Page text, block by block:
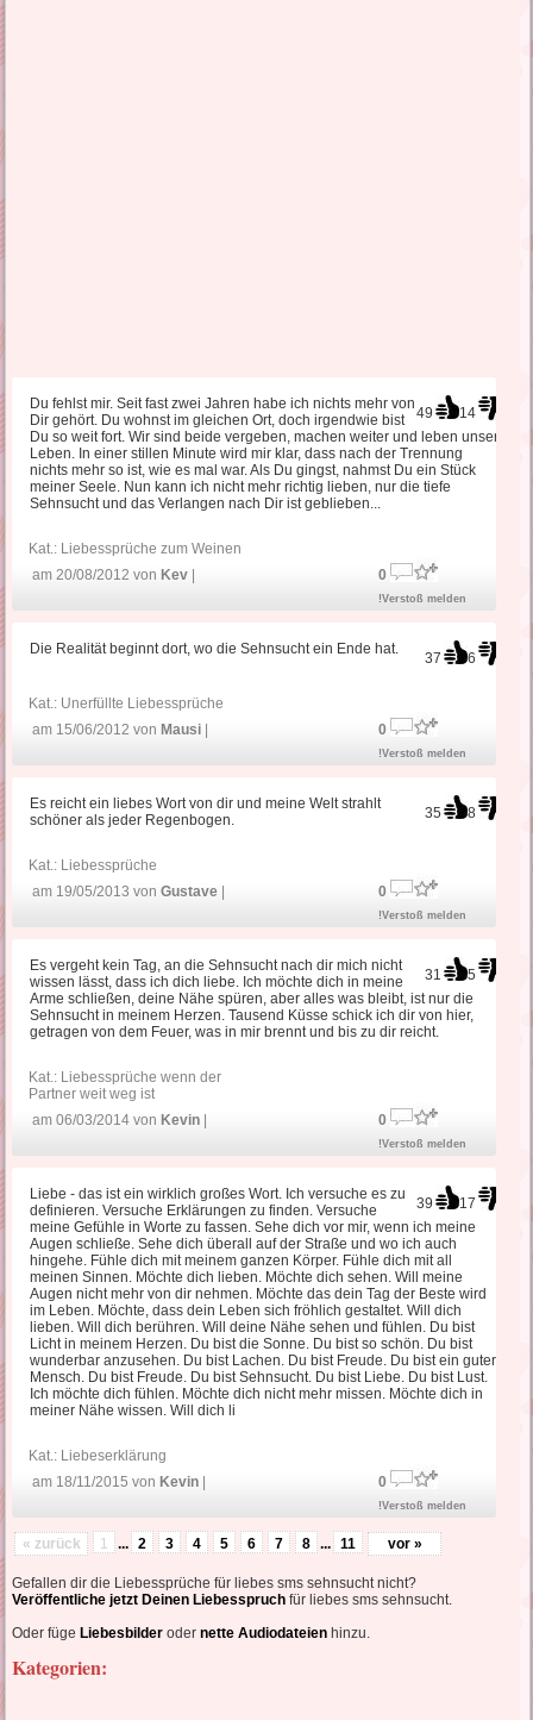
49 14
Du fehlst mir. Seit fast zwei Jahren habe ich nichts mehr von
Dir gehört. Du wohnst im gleichen Ort, doch irgendwie bist
Du so weit fort. Wir sind beide vergeben, machen weiter und leben unser
Leben. In einer stillen Minute wird mir klar, dass nach der Trennung
nichts mehr so ist, wie es mal war. Als Du gingst, nahmst Du ein Stück
meiner Seele. Nun kann ich nicht mehr richtig lieben, nur die tiefe
Sehnsucht und das Verlangen nach Dir ist geblieben...
Kat.: Liebessprüche zum Weinen
am 20/08/2012 von Kev 0
!Verstoß melden
37 6
Die Realität beginnt dort, wo die Sehnsucht ein Ende hat.
Kat.: Unerfüllte Liebessprüche
am 15/06/2012 von Mausi 0
!Verstoß melden
35 8
Es reicht ein liebes Wort von dir und meine Welt strahlt
schöner als jeder Regenbogen.
Kat.: Liebessprüche
am 19/05/2013 vonGustave 0
!Verstoß melden
31 5
Es vergeht kein Tag, an die Sehnsucht nach dir mich nicht
wissen lässt, dass ich dich liebe. Ich möchte dich in meine
Arme schließen, deine Nähe spüren, aber alles was bleibt, ist nur die
Sehnsucht in meinem Herzen. Tausend Küsse schick ich dir von hier,
getragen von dem Feuer, was in mir brennt und bis zu dir reicht.
Kat.: Liebessprüche wenn der
Partner weit weg ist
am 06/03/2014 von Kevin 0
!Verstoß melden
39 17
Liebe - das ist ein wirklich großes Wort. Ich versuche es zu
definieren. Versuche Erklärungen zu finden. Versuche
meine Gefühle in Worte zu fassen. Sehe dich vor mir, wenn ich meine
Augen schließe. Sehe dich überall auf der Straße und wo ich auch
hingehe. Fühle dich mit meinem ganzen Körper. Fühle dich mit all
meinen Sinnen. Möchte dich lieben. Möchte dich sehen. Will meine
Augen nicht mehr von dir nehmen. Möchte das dein Tag der Beste wird
im Leben. Möchte, dass dein Leben sich fröhlich gestaltet. Will dich
lieben. Will dich berühren. Will deine Nähe sehen und fühlen. Du bist
Licht in meinem Herzen. Du bist die Sonne. Du bist so schön. Du bist
wunderbar anzusehen. Du bist Lachen. Du bist Freude. Du bist ein guter
Mensch. Du bist Freude. Du bist Sehnsucht. Du bist Liebe. Du bist Lust.
Ich möchte dich fühlen. Möchte dich nicht mehr missen. Möchte dich in
meiner Nähe wissen. Will dich li
Kat.: Liebeserklärung
am 18/11/2015 von Kevin 0
!Verstoß melden
« zurück 1 ... 2 3 4 5 6 7 8 ... 11 vor »
Gefallen dir die Liebessprüche für liebes sms sehnsucht nicht?
Veröffentliche jetzt Deinen Liebesspruch für liebes sms sehnsucht.
Oder füge Liebesbilder odernette Audiodateien hinzu.
Kategorien: